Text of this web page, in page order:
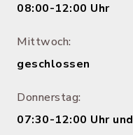
08:00-12:00 Uhr
Mittwoch:
geschlossen
Donnerstag:
07:30-12:00 Uhr und